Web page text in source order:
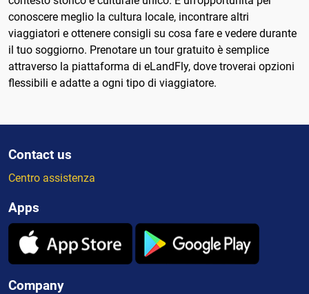
conoscere meglio la cultura locale, incontrare altri
viaggiatori e ottenere consigli su cosa fare e vedere durante
il tuo soggiorno. Prenotare un tour gratuito è semplice
attraverso la piattaforma di eLandFly, dove troverai opzioni
flessibili e adatte a ogni tipo di viaggiatore.
Contact us
Centro assistenza
Apps
Company